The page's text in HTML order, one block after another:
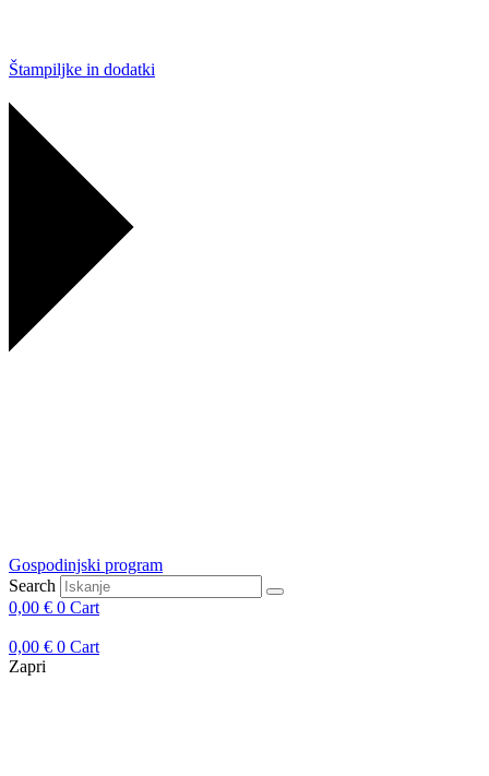
Štampiljke in dodatki
Gospodinjski program
Search
0,00 € 0 Cart
0,00 € 0 Cart
Zapri